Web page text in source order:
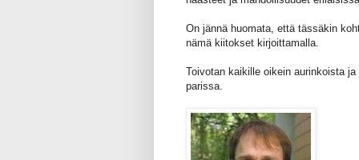
On jännä huomata, että tässäkin
nämä kiitokset kirjoittamalla.
Toivotan kaikille oikein aurinkoista
parissa.